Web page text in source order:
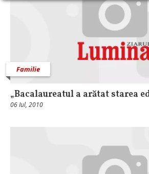
Familie
„Bacalaureatul a arătat starea
06 Iul, 2010